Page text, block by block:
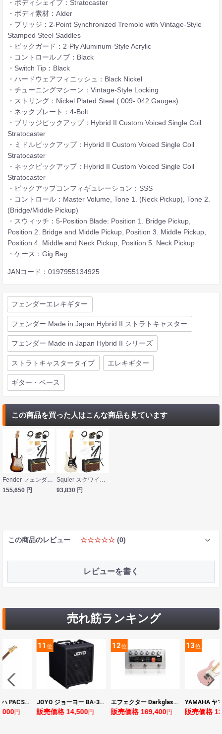
・ボディシェイプ：Stratocaster
・ボディ素材：Alder
・ブリッジ：2-Point Synchronized Tremolo with Vintage-Style
Stamped Steel Saddles
・ピックガード：2-Ply Aluminum-Style Acrylic
・コントロールノブ：Black
・Switch Tip：Black
・ハードウェアフィニッシュ：Black Nickel
・チューニングマシーン：Vintage-Style Locking
・ストリング：Nickel Plated Steel (.009-.042 Gauges)
・ネックプレート：4-Bolt
・ブリッジピックアップ：Hybrid II Custom Voiced Single Coil
Stratocaster
・ミドルピックアップ：Hybrid II Custom Voiced Single Coil
Stratocaster
・ネックピックアップ：Hybrid II Custom Voiced Single Coil
Stratocaster
・ピックアップコンフィギュレーション：SSS
・コントロール：Master Volume, Tone 1. (Neck Pickup), Tone 2.
(Bridge/Middle Pickup)
・スウィッチ：5-Position Blade: Position 1. Bridge Pickup,
Position 2. Bridge and Middle Pickup, Position 3. Middle Pickup,
Position 4. Middle and Neck Pickup, Position 5. Neck Pickup
・ケース：Gig Bag
JANコード：0197955134925
フェンダーエレキギター
フェンダー Made in Japan Hybrid II ストラトキャスター
フェンダー Made in Japan Hybrid II シリーズ
ストラトキャスタータイプ エレキギター
ギター・ベース
この商品を買った人はこんな商品も見ています
Fender フェンダー Made in Japan Traditional Late 60s Stratocaster RW 3TS エレキギター VOXアンプ付き 入門11点 初心者セット
155,650 円
Squier スクワイア スクワイヤー Classic Vibe ’70s Stratocaster HT HSS LRL Olympic White エレキギター VOXアンプ付き 入門11点 初心者セット
93,830 円
この商品のレビュー ☆☆☆☆☆ (0)
レビューを書く
売れ筋ランキング
YAMAHA ヤマハ PACS+12 ASP Pacifica Standard Plus パシフィカスタンダードプラス エレキギター
円
位
JOYO ジョーヨー BA-30 VIBE CUBE BLK 30W 小型ベースアンプ Bluetooth+OTGオーディオI/F搭載
販売価格 14,500円
位
エフェクター Darkglass Electronics Anagram ベースエフェクター プリアンプ ダークグラス アナグラム
販売価格 169,400円
位
販売価格